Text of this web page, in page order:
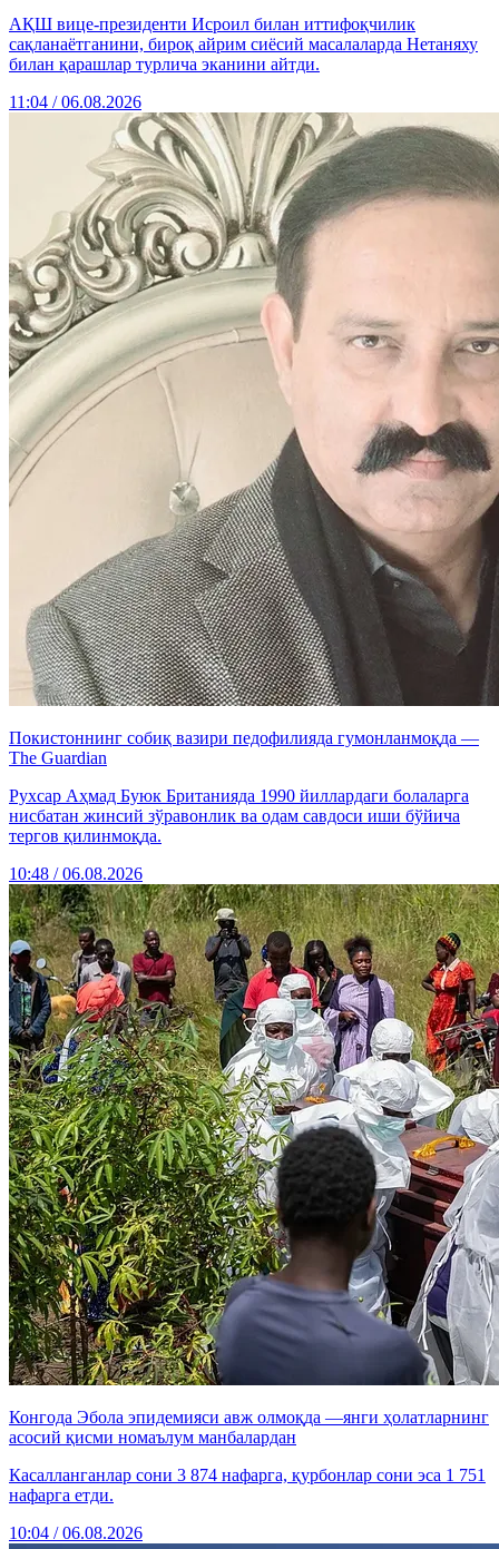
АҚШ вице-президенти Исроил билан иттифоқчилик
сақланаётганини, бироқ айрим сиёсий масалаларда Нетаняху
билан қарашлар турлича эканини айтди.
11:04 / 06.08.2026
Покистоннинг собиқ вазири педофилияда гумонланмоқда —
The Guardian
Рухсар Аҳмад Буюк Британияда 1990 йиллардаги болаларга
нисбатан жинсий зўравонлик ва одам савдоси иши бўйича
тергов қилинмоқда.
10:48 / 06.08.2026
Конгода Эбола эпидемияси авж олмоқда —янги ҳолатларнинг
асосий қисми номаълум манбалардан
Касалланганлар сони 3 874 нафарга, қурбонлар сони эса 1 751
нафарга етди.
10:04 / 06.08.2026